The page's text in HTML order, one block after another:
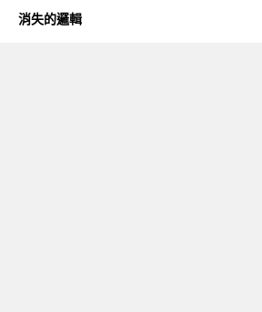
消失的邏輯